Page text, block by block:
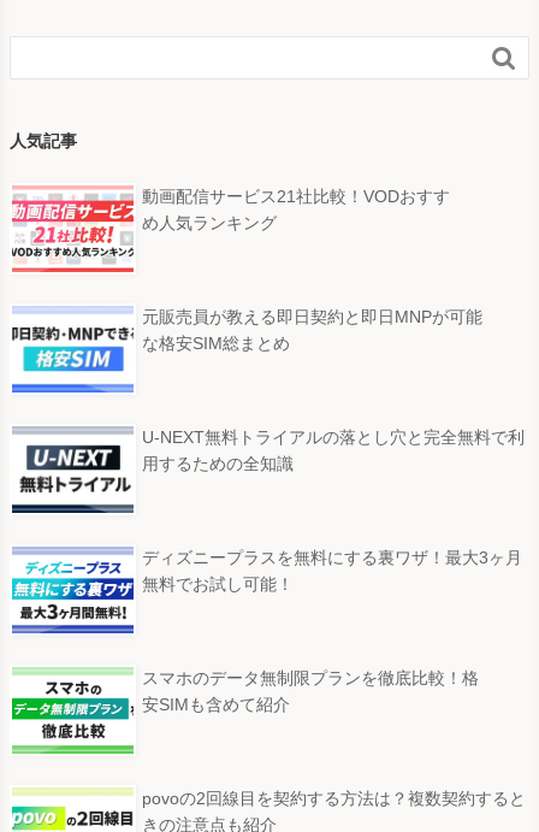

人気記事
動画配信サービス21社比較！VODおすす
め人気ランキング
元販売員が教える即日契約と即日MNPが可能
な格安SIM総まとめ
U-NEXT無料トライアルの落とし穴と完全無料で利
用するための全知識
ディズニープラスを無料にする裏ワザ！最大3ヶ月
無料でお試し可能！
スマホのデータ無制限プランを徹底比較！格
安SIMも含めて紹介
povoの2回線目を契約する方法は？複数契約すると
きの注意点も紹介